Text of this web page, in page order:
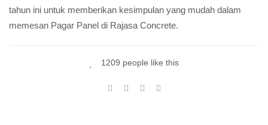
tahun ini untuk memberikan kesimpulan yang mudah dalam
memesan Pagar Panel di Rajasa Concrete.
1209 people like this